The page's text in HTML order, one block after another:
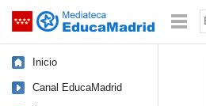
Saltar navegación
Inicio
Canal EducaMadrid